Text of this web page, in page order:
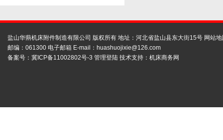
盐山华蒴机床附件制造有限公司 版权所有 地址：河北省盐山县东大街15号 网站
邮编：061300 电子邮箱 E-mail： huashuojixie@126.com
备案号： 冀ICP备11002802号-3 管理登陆 技术支持： 机床商务网